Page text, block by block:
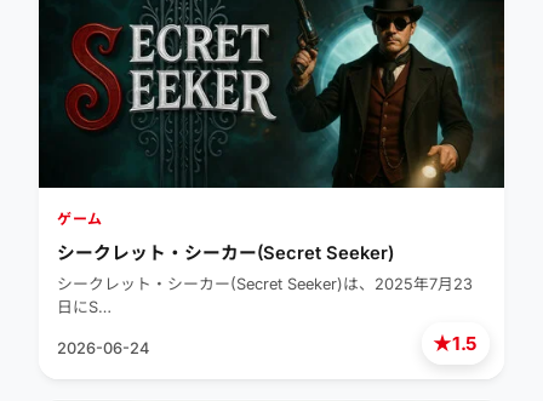
★1.5
ゲーム
シークレット・シーカー(Secret Seeker)
シークレット・シーカー(Secret Seeker)は、2025年7月23
日にS…
2026-06-24